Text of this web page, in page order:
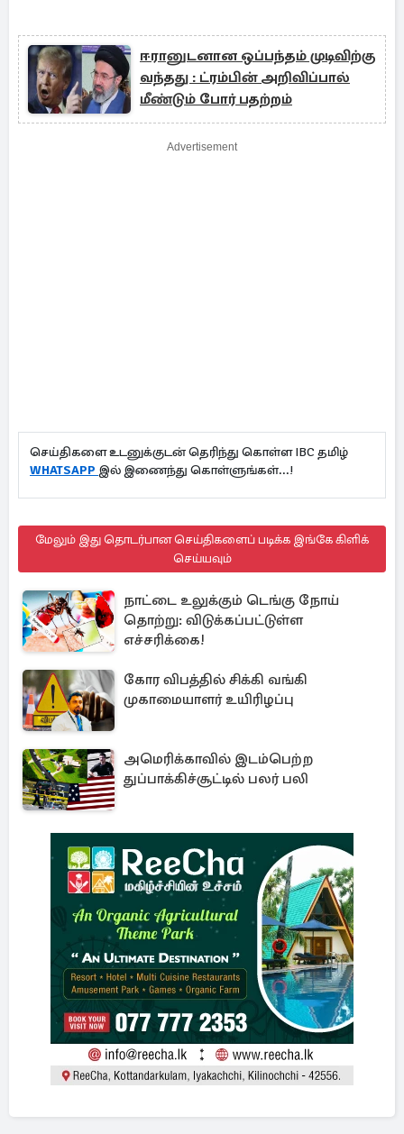
ஈரானுடனான ஒப்பந்தம் முடிவிற்கு
வந்தது : ட்ரம்பின் அறிவிப்பால்
மீண்டும் போர் பதற்றம்
Advertisement
செய்திகளை உடனுக்குடன் தெரிந்து கொள்ள IBC தமிழ்
WHATSAPP இல் இணைந்து கொள்ளுங்கள்...!
மேலும் இது தொடர்பான செய்திகளைப் படிக்க இங்கே கிளிக்
செய்யவும்
நாட்டை உலுக்கும் டெங்கு நோய்
தொற்று: விடுக்கப்பட்டுள்ள
எச்சரிக்கை!
கோர விபத்தில் சிக்கி வங்கி
முகாமையாளர் உயிரிழப்பு
அமெரிக்காவில் இடம்பெற்ற
துப்பாக்கிச்சூட்டில் பலர் பலி